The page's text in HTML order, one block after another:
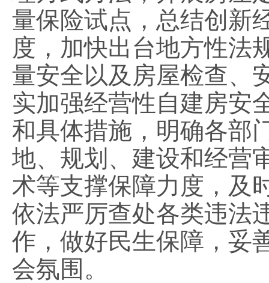
量保险试点，总结创新
度，加快出台地方性法
量安全以及房屋检查、
实加强经营性自建房安
和具体措施，明确各部
地、规划、建设和经营
术等支撑保障力度，及
依法严厉查处各类违法
作，做好民生保障，妥
会氛围。